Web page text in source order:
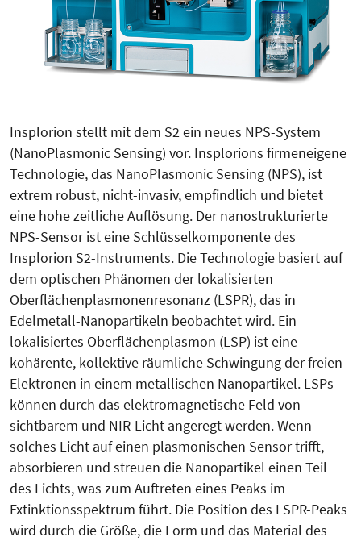
Insplorion stellt mit dem S2 ein neues NPS-System
(NanoPlasmonic Sensing) vor. Insplorions firmeneigene
Technologie, das NanoPlasmonic Sensing (NPS), ist
extrem robust, nicht-invasiv, empfindlich und bietet
eine hohe zeitliche Auflösung. Der nanostrukturierte
NPS-Sensor ist eine Schlüsselkomponente des
Insplorion S2-Instruments. Die Technologie basiert auf
dem optischen Phänomen der lokalisierten
Oberflächenplasmonenresonanz (LSPR), das in
Edelmetall-Nanopartikeln beobachtet wird. Ein
lokalisiertes Oberflächenplasmon (LSP) ist eine
kohärente, kollektive räumliche Schwingung der freien
Elektronen in einem metallischen Nanopartikel. LSPs
können durch das elektromagnetische Feld von
sichtbarem und NIR-Licht angeregt werden. Wenn
solches Licht auf einen plasmonischen Sensor trifft,
absorbieren und streuen die Nanopartikel einen Teil
des Lichts, was zum Auftreten eines Peaks im
Extinktionsspektrum führt. Die Position des LSPR-Peaks
wird durch die Größe, die Form und das Material des